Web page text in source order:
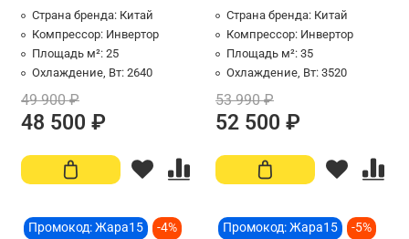
Страна бренда: Китай
Компрессор: Инвертор
Площадь м²: 25
Охлаждение, Вт: 2640
49 900 ₽
48 500 ₽
Страна бренда: Китай
Компрессор: Инвертор
Площадь м²: 35
Охлаждение, Вт: 3520
53 990 ₽
52 500 ₽
Промокод: Жара15 -4% Промокод: Жара15 -5%